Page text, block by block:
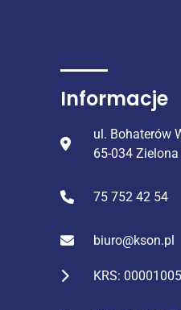
Informacje
ul. Bohaterów
65-034 Zielona
75 752 42 54
biuro@kson.pl
KRS: